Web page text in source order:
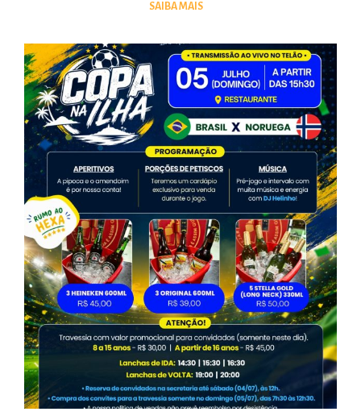
SAIBA MAIS